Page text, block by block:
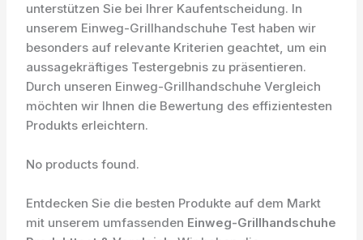
unterstützen Sie bei Ihrer Kaufentscheidung. In
unserem Einweg-Grillhandschuhe Test haben wir
besonders auf relevante Kriterien geachtet, um ein
aussagekräftiges Testergebnis zu präsentieren.
Durch unseren Einweg-Grillhandschuhe Vergleich
möchten wir Ihnen die Bewertung des effizientesten
Produkts erleichtern.
No products found.
Entdecken Sie die besten Produkte auf dem Markt
mit unserem umfassenden Einweg-Grillhandschuhe